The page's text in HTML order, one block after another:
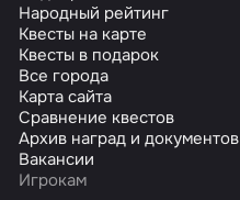
Народный рейтинг
Квесты на карте
Квесты в подарок
Все города
Карта сайта
Сравнение квестов
Архив наград и документов
Вакансии
Игрокам